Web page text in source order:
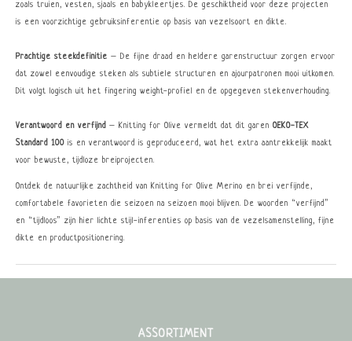
zoals truien, vesten, sjaals en babykleertjes. De geschiktheid voor deze projecten
is een voorzichtige gebruiksinferentie op basis van vezelsoort en dikte.
Prachtige steekdefinitie – De fijne draad en heldere garenstructuur zorgen ervoor
dat zowel eenvoudige steken als subtiele structuren en ajourpatronen mooi uitkomen.
Dit volgt logisch uit het fingering weight-profiel en de opgegeven stekenverhouding.
Verantwoord en verfijnd – Knitting for Olive vermeldt dat dit garen OEKO-TEX
Standard 100 is en verantwoord is geproduceerd, wat het extra aantrekkelijk maakt
voor bewuste, tijdloze breiprojecten.
Ontdek de natuurlijke zachtheid van Knitting for Olive Merino en brei verfijnde,
comfortabele favorieten die seizoen na seizoen mooi blijven. De woorden “verfijnd”
en “tijdloos” zijn hier lichte stijl-inferenties op basis van de vezelsamenstelling, fijne
dikte en productpositionering.
ASSORTIMENT